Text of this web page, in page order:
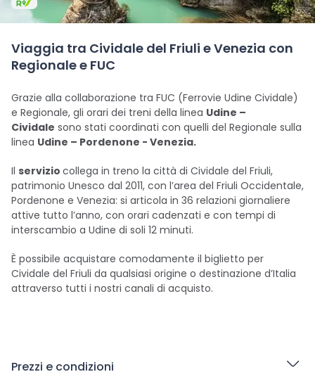
Viaggia tra Cividale del Friuli e Venezia con
Regionale e FUC
Grazie alla collaborazione tra FUC (Ferrovie Udine Cividale)
e Regionale, gli orari dei treni della linea Udine –
Cividale sono stati coordinati con quelli del Regionale sulla
linea Udine – Pordenone - Venezia.
Il servizio collega in treno la città di Cividale del Friuli,
patrimonio Unesco dal 2011, con l’area del Friuli Occidentale,
Pordenone e Venezia: si articola in 36 relazioni giornaliere
attive tutto l’anno, con orari cadenzati e con tempi di
interscambio a Udine di soli 12 minuti.
È possibile acquistare comodamente il biglietto per
Cividale del Friuli da qualsiasi origine o destinazione d’Italia
attraverso tutti i nostri canali di acquisto.
Prezzi e condizioni